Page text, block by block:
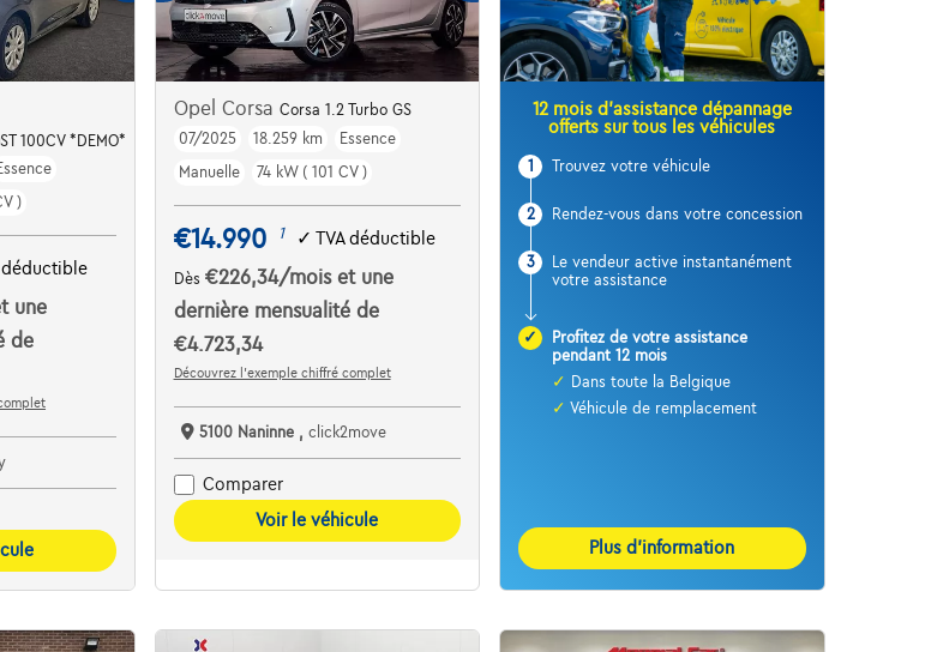
100CV *DEMO*
)
déductible
une
de
Opel Corsa Corsa 1.2 Turbo GS
07/2025
18.259 km
Essence
Manuelle
74 kW ( 101 CV )
€14.990 1 ✓ TVA déductible
Dès €226,34/mois et une
dernière mensualité de
€4.723,34
Découvrez l’exemple chiffré complet
5100 Naninne , click2move
Comparer
Voir le véhicule
12 mois d’assistance dépannage
offerts sur tous les véhicules
1 Trouvez votre véhicule
2 Rendez-vous dans votre concession
3
Le vendeur active instantanément
votre assistance
✓
Profitez de votre assistance
pendant 12 mois
✓ Dans toute la Belgique
✓ Véhicule de remplacement
Plus d’information